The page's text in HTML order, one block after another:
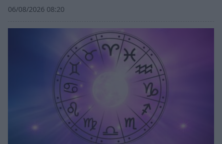
06/08/2026 08:20